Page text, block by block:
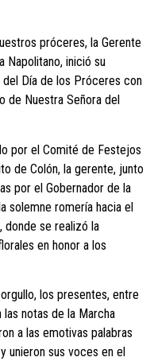
próceres, la Gerente
Napolitano, inició su
Día de los Próceres con
de Nuestra Señora del
por el Comité de Festejos
de Colón, la gerente, junto
por el Gobernador de la
solemne romería hacia el
donde se realizó la
en honor a los
los presentes, entre
notas de la Marcha
a las emotivas palabras
unieron sus voces en el